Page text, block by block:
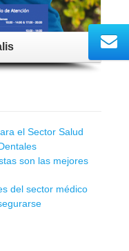
el Sector Salud
son las mejores
del sector médico